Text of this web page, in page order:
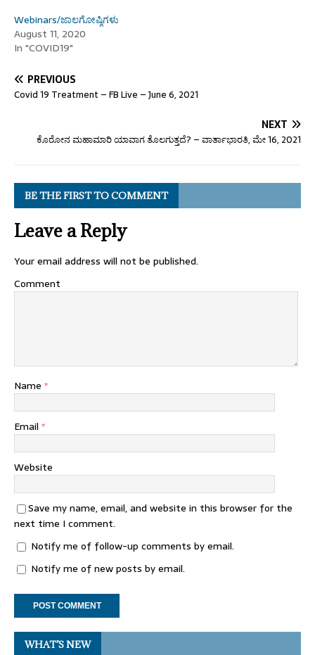
Webinars/ಜಾಲಗೋಷ್ಠಿಗಳು
August 11, 2020
In "COVID19"
PREVIOUS
Covid 19 Treatment – FB Live – June 6, 2021
NEXT
ಕೊರೋನ ಮಹಾಮಾರಿ ಯಾವಾಗ ತೊಲಗುತ್ತದೆ? – ವಾರ್ತಾಭಾರತಿ, ಮೇ 16, 2021
BE THE FIRST TO COMMENT
Leave a Reply
Your email address will not be published.
Comment
Name *
Email *
Website
Save my name, email, and website in this browser for the
next time I comment.
Notify me of follow-up comments by email.
Notify me of new posts by email.
WHAT’S NEW